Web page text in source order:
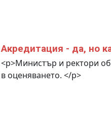
Акредитация - да, но
<p>Министър и ректори
в оценяването. </p>